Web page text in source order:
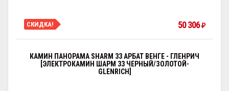
СКИДКА! 50 306₽
КАМИН ПАНОРАМА SHARM 33 АРБАТ ВЕНГЕ - ГЛЕНРИЧ
[ЭЛЕКТРОКАМИН ШАРМ 33 ЧЕРНЫЙ/ЗОЛОТОЙ-
GLENRICH]